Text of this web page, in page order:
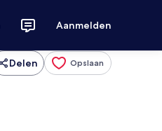
Aanmelden
Delen Opslaan